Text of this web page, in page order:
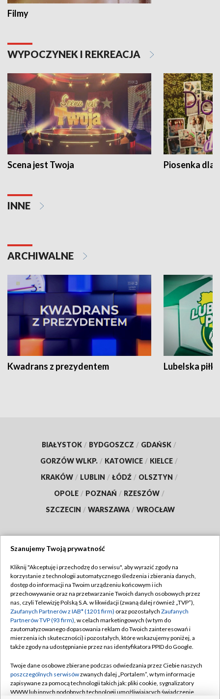
Filmy
WYPOCZYNEK I REKREACJA
Scena jest Twoja Piosenka dla
INNE
ARCHIWALNE
Kwadrans z prezydentem Lubelska piłka
BIAŁYSTOK / BYDGOSZCZ / GDAŃSK /
GORZÓW WLKP. / KATOWICE / KIELCE /
KRAKÓW / LUBLIN / ŁÓDŹ / OLSZTYN /
OPOLE / POZNAŃ / RZESZÓW /
SZCZECIN / WARSZAWA / WROCŁAW
TVP
Abonament TVP
Emisja w TVP
Centrum informacji TVP
Naziemna Telewizja Cyfrowa
Rada Programowa
System NOS
Regulamin TVP
Polityka prywatności
Moje zgody
Pomoc
Kontakt
Szanujemy Twoją prywatność
Kliknij "Akceptuję i przechodzę do serwisu", aby wyrazić zgody na
korzystanie z technologii automatycznego śledzenia i zbierania danych,
dostęp do informacji na Twoim urządzeniu końcowym i ich
przechowywanie oraz na przetwarzanie Twoich danych osobowych przez
nas, czyli Telewizję Polską S.A. w likwidacji (zwaną dalej również „TVP”),
Zaufanych Partnerów z IAB* (1201 firm) oraz pozostałych Zaufanych
Partnerów TVP (93 firm), w celach marketingowych (w tym do
zautomatyzowanego dopasowania reklam do Twoich zainteresowań i
mierzenia ich skuteczności) i pozostałych, które wskazujemy poniżej, a
także zgody na udostępnianie przez nas identyfikatora PPID do Google.
Twoje dane osobowe zbierane podczas odwiedzania przez Ciebie naszych
poszczególnych serwisówzwanych dalej „Portalem”, w tym informacje
zapisywane za pomocą technologii takich jak: pliki cookie, sygnalizatory
WWW lub innych podobnych technologii umożliwiających świadczenie